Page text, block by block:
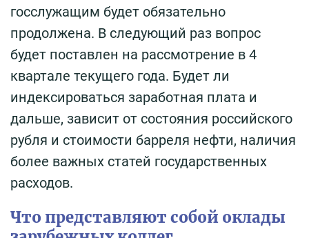
госслужащим будет обязательно
продолжена. В следующий раз вопрос
будет поставлен на рассмотрение в 4
квартале текущего года. Будет ли
индексироваться заработная плата и
дальше, зависит от состояния российского
рубля и стоимости барреля нефти, наличия
более важных статей государственных
расходов.
Что представляют собой оклады